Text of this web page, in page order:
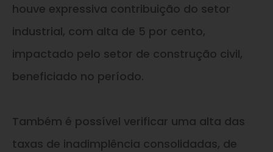
houve expressiva contribuição do setor
industrial, com alta de 5 por cento,
impactado pelo setor de construção civil,
beneficiado no período.
Também é possível verificar uma alta das
taxas de inadimplência consolidadas, de